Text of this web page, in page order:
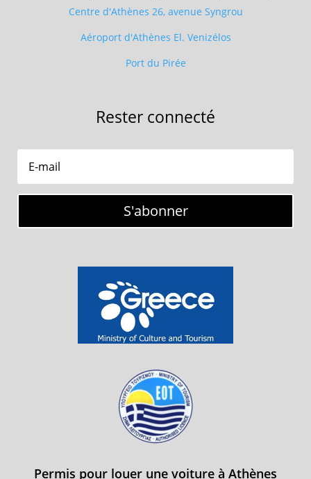
Centre d'Athènes 26, avenue Syngrou
Aéroport d'Athènes El. Venizélos
Port du Pirée
Rester connecté
S'abonner
Permis pour louer une voiture à Athènes